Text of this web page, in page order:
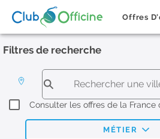
Offres
Filtres de recherche
Consulter les offres de la France
MÉTIER